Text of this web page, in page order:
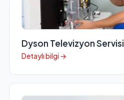
Dyson Televizyon Servisi
Detaylı bilgi →